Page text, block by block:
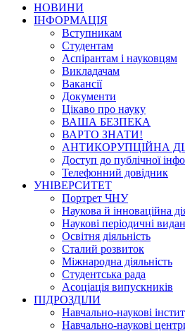
НОВИНИ
ІНФОРМАЦІЯ
Вступникам
Студентам
Аспірантам і науковцям
Викладачам
Вакансії
Документи
Цікаво про науку
ВАША БЕЗПЕКА
ВАРТО ЗНАТИ!
АНТИКОРУПЦІЙНА
Доступ до публічної
Телефонний довідник
УНІВЕРСИТЕТ
Портрет ЧНУ
Наукова й інноваційна
Наукові періодичні
Освітня діяльність
Сталий розвиток
Міжнародна діяльність
Студентська рада
Асоціація випускників
ПІДРОЗДІЛИ
Навчально-наукові
Навчально-наукові